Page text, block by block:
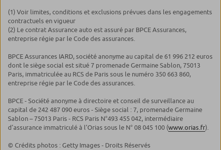
(1) Voir limites, conditions et exclusions prévues dans les engagements
contractuels en vigueur
(2) Le contrat Assurance auto est assuré par BPCE Assurances,
entreprise régie par le Code des assurances.
BPCE Assurances IARD, société anonyme au capital de 61 996 212 euros
dont le siège social est situé 7 promenade Germaine Sablon, 75013
Paris, immatriculée au RCS de Paris sous le numéro 350 663 860,
entreprise régie par le Code des assurances.
BPCE - Société anonyme à directoire et conseil de surveillance au
capital de 242 487 090 euros - Siège social : 7, promenade Germaine
Sablon – 75013 Paris - RCS Paris N°493 455 042, intermédiaire
d’assurance immatriculé à l’Orias sous le N° 08 045 100 (www.orias.fr).
© Crédits photos : Getty Images - Droits Réservés